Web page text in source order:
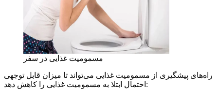
مسمومیت غذایی در سفر
راه‌های پیشگیری از مسمومیت غذایی می‌تواند تا میزان قابل توجهی
احتمال ابتلا به مسمومیت غذایی را کاهش دهد: